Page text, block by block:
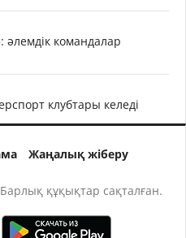
командалар
клубтары келеді
Жаңалық жіберу
құқықтар сақталған.